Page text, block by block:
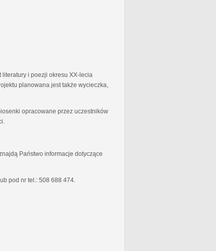
i poezji okresu XX-lecia
planowana jest także wycieczka,
opracowane przez uczestników
Państwo informacje dotyczące
pod nr tel.: 508 688 474.